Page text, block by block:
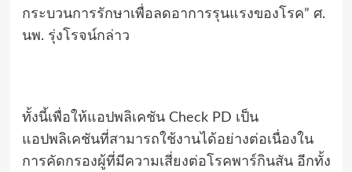
กระบวนการรักษาเพื่อลดอาการรุนแรงของโรค” ศ.
นพ. รุ่งโรจน์กล่าว
ทั้งนี้เพื่อให้แอปพลิเคชัน Check PD เป็น
แอปพลิเคชันที่สามารถใช้งานได้อย่างต่อเนื่องใน
การคัดกรองผู้ที่มีความเสี่ยงต่อโรคพาร์กินสัน อีกทั้ง